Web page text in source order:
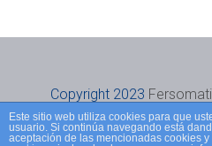
Copyright 2023
Pica&Pica24h|Aviso Legal
Este sitio web utiliza cookies para que
usuario. Si continúa navegando está
aceptación de las mencionadas cookies